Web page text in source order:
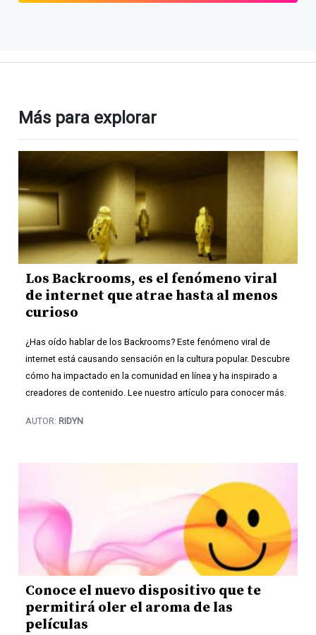
Más para explorar
Los Backrooms, es el fenómeno viral
de internet que atrae hasta al menos
curioso
¿Has oído hablar de los Backrooms? Este fenómeno viral de
internet está causando sensación en la cultura popular. Descubre
cómo ha impactado en la comunidad en línea y ha inspirado a
creadores de contenido. Lee nuestro artículo para conocer más.
AUTOR: RIDYN
Conoce el nuevo dispositivo que te
permitirá oler el aroma de las
películas